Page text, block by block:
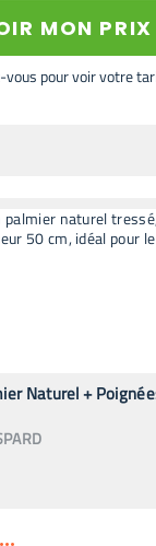
MON PRIX
vous pour voir votre
Naturel +